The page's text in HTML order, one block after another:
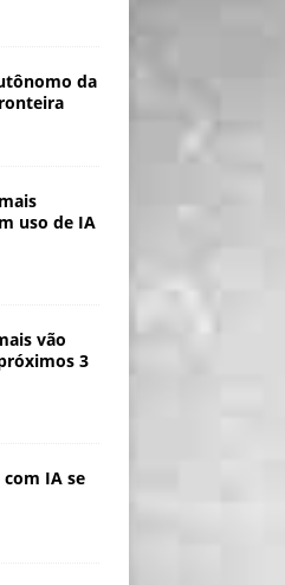
da
uso de IA
vão
3
IA se